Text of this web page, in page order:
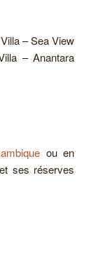
– Sea View
– Anantara
ou en
ses réserves